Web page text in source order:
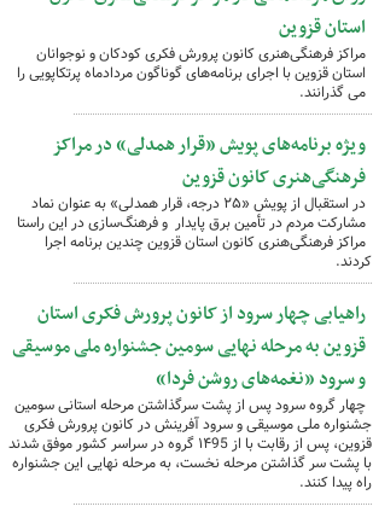
استان قزوین
مراکز فرهنگی‌هنری کانون پرورش فکری کودکان و نوجوانان
استان قزوین با اجرای برنامه‌های گوناگون مردادماه پرتکاپویی را
می گذرانند.
ویژه برنامه‌های پویش «قرار همدلی» در مراکز
فرهنگی‌هنری کانون قزوین
در استقبال از پویش «۲۵ درجه، قرار همدلی» به عنوان نماد
مشارکت مردم در تأمین برق پایدار و فرهنگ‌سازی در این راستا
مراکز فرهنگی‌هنری کانون استان قزوین چندین برنامه اجرا
کردند.
راهیابی چهار سرود از کانون پرورش فکری استان
قزوین به مرحله نهایی سومین جشنواره ملی موسیقی
و سرود «نغمه‌های روشن فردا»
چهار گروه سرود پس از پشت سرگذاشتن مرحله استانی سومین
جشنواره ملی موسیقی و سرود آفرینش در کانون پرورش فکری
قزوین، پس از رقابت با از ۱۴95 گروه در سراسر کشور موفق شدند
با پشت سر گذاشتن مرحله نخست، به مرحله نهایی این جشنواره
راه پیدا کنند.